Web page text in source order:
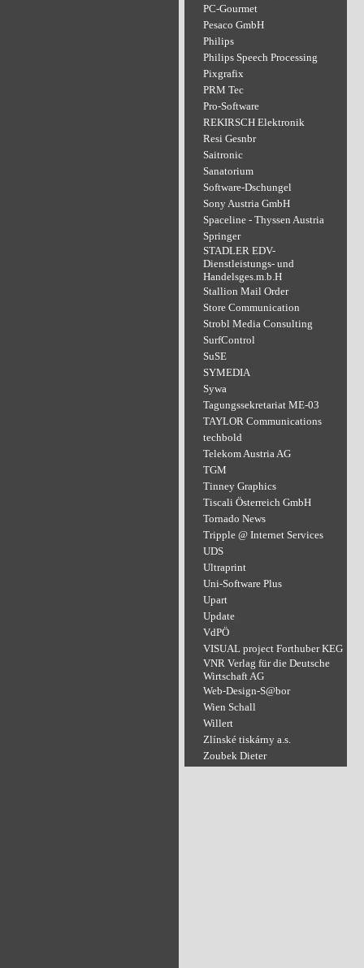
PC-Gourmet
Pesaco GmbH
Philips
Philips Speech Processing
Pixgrafix
PRM Tec
Pro-Software
REKIRSCH Elektronik
Resi Gesnbr
Saitronic
Sanatorium
Software-Dschungel
Sony Austria GmbH
Spaceline - Thyssen Austria
Springer
STADLER EDV-
Dienstleistungs- und
Handelsges.m.b.H
Stallion Mail Order
Store Communication
Strobl Media Consulting
SurfControl
SuSE
SYMEDIA
Sywa
Tagungssekretariat ME-03
TAYLOR Communications
techbold
Telekom Austria AG
TGM
Tinney Graphics
Tiscali Österreich GmbH
Tornado News
Tripple @ Internet Services
UDS
Ultraprint
Uni-Software Plus
Upart
Update
VdPÖ
VISUAL project Forthuber KEG
VNR Verlag für die Deutsche
Wirtschaft AG
Web-Design-S@bor
Wien Schall
Willert
Zlínské tiskárny a.s.
Zoubek Dieter